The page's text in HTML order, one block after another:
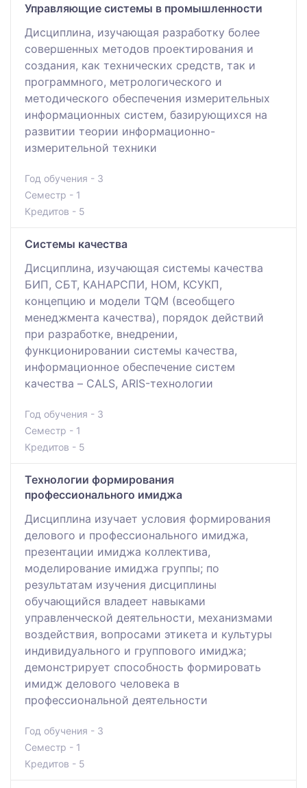
Управляющие системы в промышленности
Дисциплина, изучающая разработку более
совершенных методов проектирования и
создания, как технических средств, так и
программного, метрологического и
методического обеспечения измерительных
информационных систем, базирующихся на
развитии теории информационно-
измерительной техники
Год обучения - 3
Семестр - 1
Кредитов - 5
Системы качества
Дисциплина, изучающая системы качества
БИП, СБТ, КАНАРСПИ, НОМ, КСУКП,
концепцию и модели TQM (всеобщего
менеджмента качества), порядок действий
при разработке, внедрении,
функционировании системы качества,
информационное обеспечение систем
качества – CALS, ARIS-технологии
Год обучения - 3
Семестр - 1
Кредитов - 5
Технологии формирования
профессионального имиджа
Дисциплина изучает условия формирования
делового и профессионального имиджа,
презентации имиджа коллектива,
моделирование имиджа группы; по
результатам изучения дисциплины
обучающийся владеет навыками
управленческой деятельности, механизмами
воздействия, вопросами этикета и культуры
индивидуального и группового имиджа;
демонстрирует способность формировать
имидж делового человека в
профессиональной деятельности
Год обучения - 3
Семестр - 1
Кредитов - 5